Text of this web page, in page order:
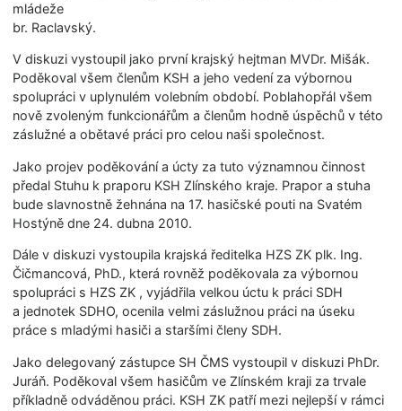
mládeže
br. Raclavský.
V diskuzi vystoupil jako první krajský hejtman MVDr. Mišák.
Poděkoval všem členům KSH a jeho vedení za výbornou
spolupráci v uplynulém volebním období. Poblahopřál všem
nově zvoleným funkcionářům a členům hodně úspěchů v této
záslužné a obětavé práci pro celou naši společnost.
Jako projev poděkování a úcty za tuto významnou činnost
předal Stuhu k praporu KSH Zlínského kraje. Prapor a stuha
bude slavnostně žehnána na 17. hasičské pouti na Svatém
Hostýně dne 24. dubna 2010.
Dále v diskuzi vystoupila krajská ředitelka HZS ZK plk. Ing.
Čičmancová, PhD., která rovněž poděkovala za výbornou
spolupráci s HZS ZK , vyjádřila velkou úctu k práci SDH
a jednotek SDHO, ocenila velmi záslužnou práci na úseku
práce s mladými hasiči a staršími členy SDH.
Jako delegovaný zástupce SH ČMS vystoupil v diskuzi PhDr.
Juráň. Poděkoval všem hasičům ve Zlínském kraji za trvale
příkladně odváděnou práci. KSH ZK patří mezi nejlepší v rámci